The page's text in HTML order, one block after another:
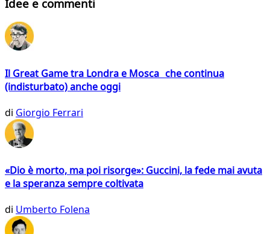
Idee e commenti
Il Great Game tra Londra e Mosca che continua
(indisturbato) anche oggi
di Giorgio Ferrari
«Dio è morto, ma poi risorge»: Guccini, la fede mai avuta
e la speranza sempre coltivata
di Umberto Folena